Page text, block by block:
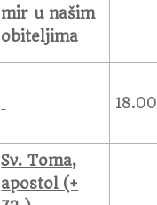
mir u našim
obiteljima
18.00
Sv. Toma,
apostol (+